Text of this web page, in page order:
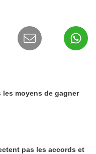
les moyens de gagner
pas les accords et